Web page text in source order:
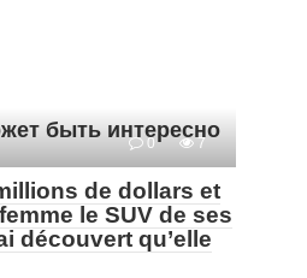
быть интересно
0 7
de dollars et
le SUV de ses
découvert qu’elle